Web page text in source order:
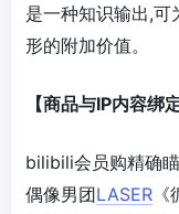
是一种知识输出,可
形的附加价值。
【商品与IP内容绑
bilibili会员购精确
偶像男团LASER